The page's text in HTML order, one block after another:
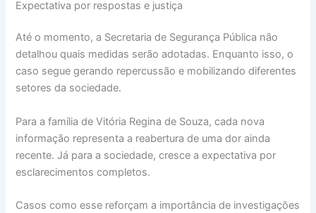
Expectativa por respostas e justiça
Até o momento, a Secretaria de Segurança Pública não
detalhou quais medidas serão adotadas. Enquanto isso, o
caso segue gerando repercussão e mobilizando diferentes
setores da sociedade.
Para a família de Vitória Regina de Souza, cada nova
informação representa a reabertura de uma dor ainda
recente. Já para a sociedade, cresce a expectativa por
esclarecimentos completos.
Casos como esse reforçam a importância de investigações